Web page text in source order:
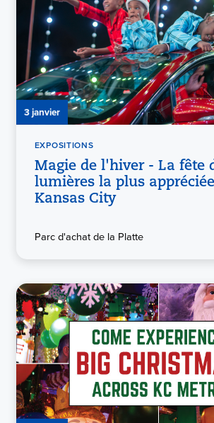
3 janvier
EXPOSITIONS
Magie de l'hiver - La fête
lumières la plus
Kansas City
Parc d'achat de la Platte